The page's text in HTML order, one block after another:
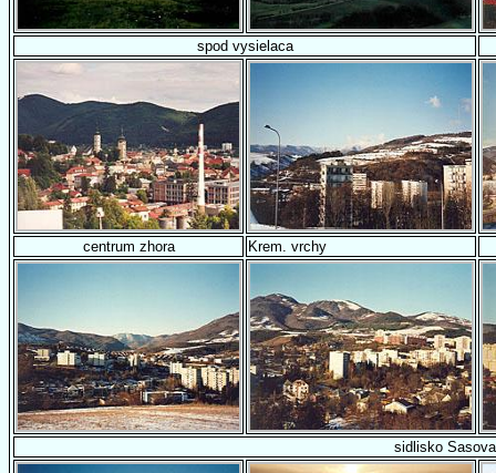
spod vysielaca
centrum zhora Krem. vrchy
sidlisko